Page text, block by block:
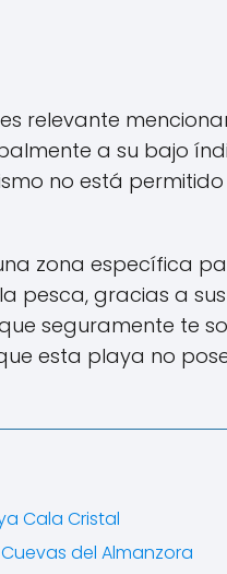
relevante
a su bajo
no está
zona específica
pesca, gracias a
seguramente te
esta playa no
Cala Cristal
del Almanzora